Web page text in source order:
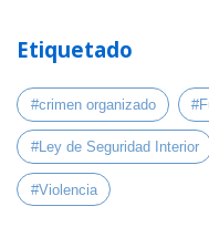
Etiquetado
#crimen organizado
#Ley de Seguridad Interior
#Violencia